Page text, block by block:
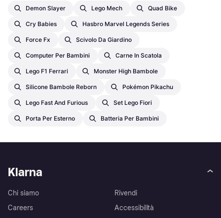
Demon Slayer Lego Mech Quad Bike
Cry Babies Hasbro Marvel Legends Series
Force Fx Scivolo Da Giardino
Computer Per Bambini Carne In Scatola
Lego F1 Ferrari Monster High Bambole
Silicone Bambole Reborn Pokémon Pikachu
Lego Fast And Furious Set Lego Fiori
Porta Per Esterno Batteria Per Bambini
Klarna
Chi siamo
Careers
Rivendi
Accessibilità